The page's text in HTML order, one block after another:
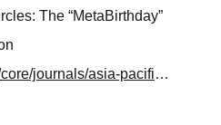
The “MetaBirthday”
https://www.cambridge.org/core/journals/asia-pacific-journal/article/tensions-and-contestations-in-vtuber-circles-the-metabirthday-project-andas-selfformation/04DCAD58982E305DE914ECA1832A9AA0